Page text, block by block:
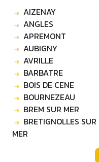
AIZENAY
ANGLES
APREMONT
AUBIGNY
AVRILLE
BARBATRE
BOIS DE CENE
BOURNEZEAU
BREM SUR MER
BRETIGNOLLES SUR
MER